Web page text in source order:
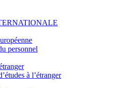
personnel
à l’étranger